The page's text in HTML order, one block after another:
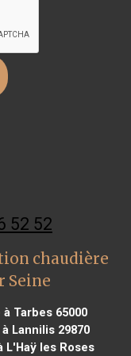
52 52
chaudière
Seine
Tarbes 65000
Lannilis 29870
les Roses